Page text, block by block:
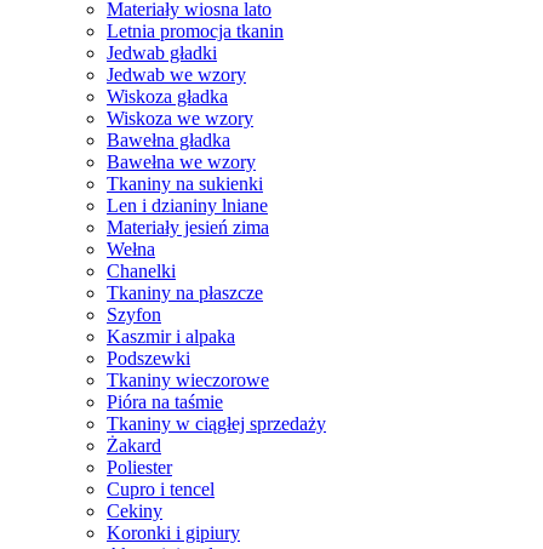
Materiały wiosna lato
Letnia promocja tkanin
Jedwab gładki
Jedwab we wzory
Wiskoza gładka
Wiskoza we wzory
Bawełna gładka
Bawełna we wzory
Tkaniny na sukienki
Len i dzianiny lniane
Materiały jesień zima
Wełna
Chanelki
Tkaniny na płaszcze
Szyfon
Kaszmir i alpaka
Podszewki
Tkaniny wieczorowe
Pióra na taśmie
Tkaniny w ciągłej sprzedaży
Żakard
Poliester
Cupro i tencel
Cekiny
Koronki i gipiury